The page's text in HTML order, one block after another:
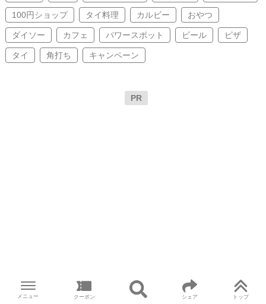
100円ショップ タイ料理 カルビー おやつ
ダイソー カフェ パワースポット ビール ピザ
タイ 角打ち キャンペーン
PR
メニュー クーポン シェア トップ